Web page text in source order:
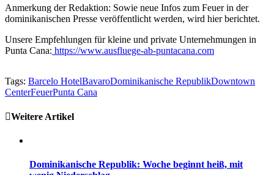
Anmerkung der Redaktion: Sowie neue Infos zum Feuer in der
dominikanischen Presse veröffentlicht werden, wird hier berichtet.
Unsere Empfehlungen für kleine und private Unternehmungen in
Punta Cana: https://www.ausfluege-ab-puntacana.com
Tags: Barcelo HotelBavaroDominikanische RepublikDowntown
CenterFeuerPunta Cana
Weitere Artikel
Dominikanische Republik: Woche beginnt heiß, mit